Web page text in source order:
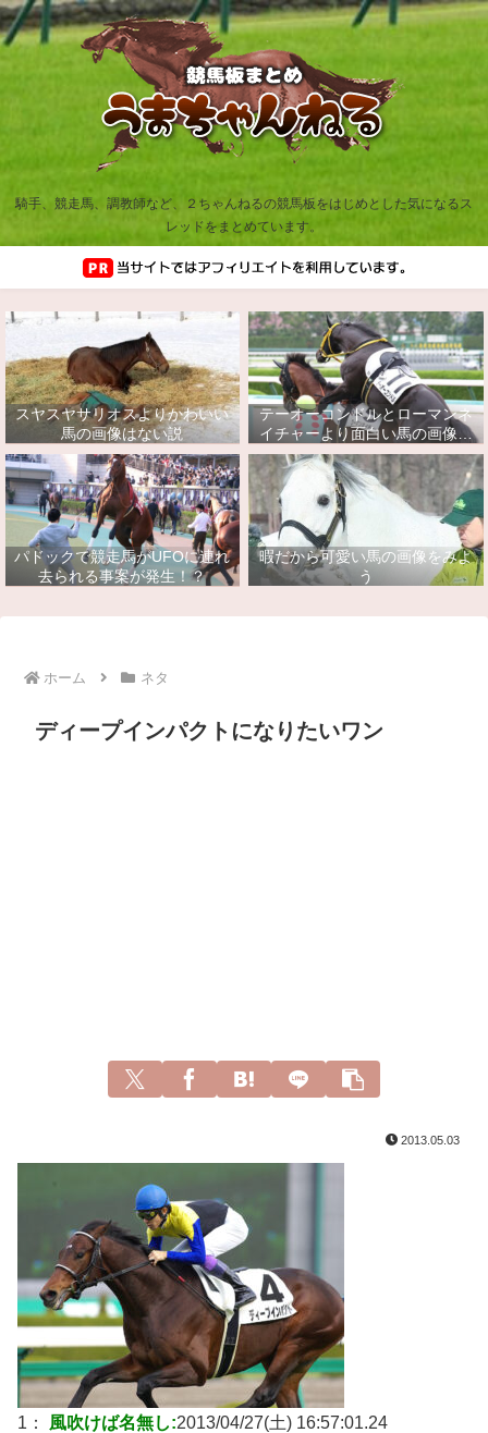
騎手、競走馬、調教師など、２ちゃんねるの競馬板をはじめとした気になるス
レッドをまとめています。
スヤスヤサリオスよりかわいい
馬の画像はない説
テーオーコンドルとローマンネ
イチャーより面白い馬の画像っ
てあるの？
パドックで競走馬がUFOに連れ
去られる事案が発生！？
暇だから可愛い馬の画像をみよ
う
ホーム ネタ
ディープインパクトになりたいワン
2013.05.03
1： 風吹けば名無し:2013/04/27(土) 16:57:01.24